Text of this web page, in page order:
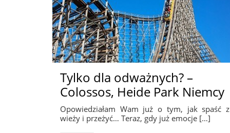
Tylko dla odważnych? –
Colossos, Heide Park Niemcy
Opowiedziałam Wam już o tym, jak spaść z
wieży i przeżyć… Teraz, gdy już emocje […]